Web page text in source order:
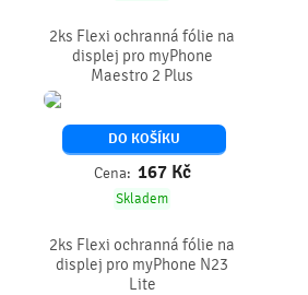
2ks Flexi ochranná fólie na
displej pro myPhone
Maestro 2 Plus
DO KOŠÍKU
Cena: 167 Kč
Skladem
2ks Flexi ochranná fólie na
displej pro myPhone N23
Lite